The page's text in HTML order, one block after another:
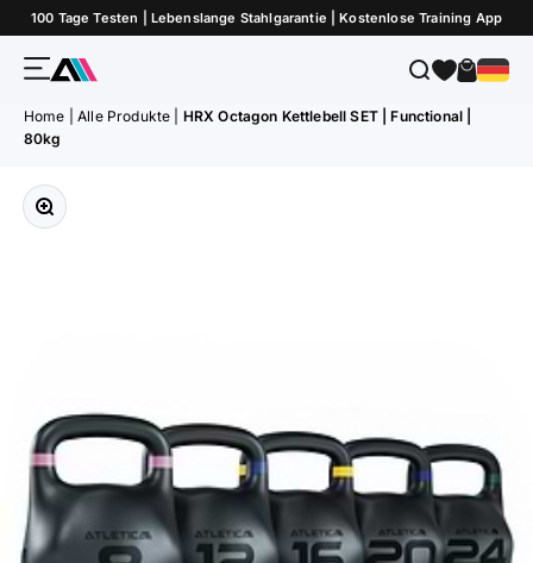
Zum Inhalt springen
100 Tage Testen | Lebenslange Stahlgarantie | Kostenlose Training App
MenüATLETICA Suche
Home Alle Produkte
HRX Octagon Kettlebell SET | Functional |
80kg
Bild vergrößern